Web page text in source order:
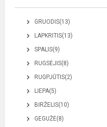
GRUODIS(13)
LAPKRITIS(13)
SPALIS(9)
RUGSĖJIS(8)
RUGPJŪTIS(2)
LIEPA(5)
BIRŽELIS(10)
GEGUŽĖ(8)